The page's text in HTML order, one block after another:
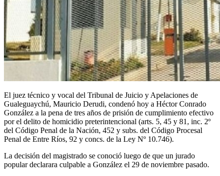
El juez técnico y vocal del Tribunal de Juicio y Apelaciones de
Gualeguaychú, Mauricio Derudi, condenó hoy a Héctor Conrado
González a la pena de tres años de prisión de cumplimiento efectivo
por el delito de homicidio preterintencional (arts. 5, 45 y 81, inc. 2º
del Código Penal de la Nación, 452 y subs. del Código Procesal
Penal de Entre Ríos, 92 y concs. de la Ley Nº 10.746).
La decisión del magistrado se conoció luego de que un jurado
popular declarara culpable a González el 29 de noviembre pasado.